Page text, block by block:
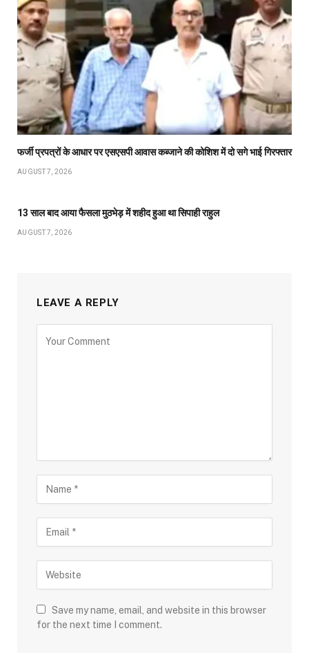
फर्जी प्रपत्रों के आधार पर एसएसपी आवास कब्जाने की कोशिश में दो सगे भाई गिरफ्तार
AUGUST 7, 2026
13 साल बाद आया फैसला मुठभेड़ में शहीद हुआ था सिपाही राहुल
AUGUST 7, 2026
LEAVE A REPLY
Save my name, email, and website in this browser
for the next time I comment.